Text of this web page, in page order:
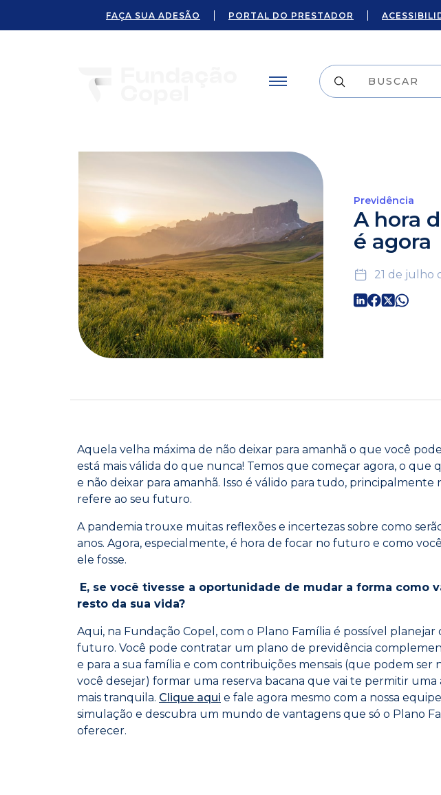
FAÇA SUA ADESÃO PORTAL DO PRESTADOR
Previdência
A hora
é agora
21 de julho
Aquela velha máxima de ​não deixar para amanhã o que você
está mais válida ​do que nunca! Temos que começar agora, o que
e não deixar para amanhã. Isso é válido para tudo, principalmente
refere ao seu futuro.
A pandemia trouxe muitas reflexões e incertezas sobre como
anos. Agora, especialmente, é hora de focar no futuro e como
ele fosse.
E, se você tivesse a oportunidade de mudar a forma como
resto da sua vida?
Aqui, na Fundação Copel, com o Plano Família é possível planejar
futuro. Você pode contratar um plano de previdência
e para a sua família e com contribuições mensais (que podem ser
você desejar) formar uma reserva bacana que vai te permitir uma
mais tranquila. Clique aqui e fale agora mesmo com a nossa
simulação e descubra um mundo de vantagens que só o Plano
oferecer.